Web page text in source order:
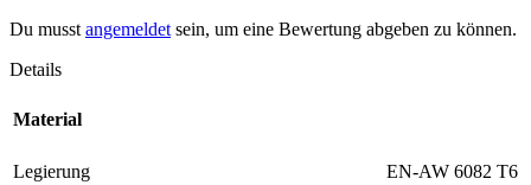
Du musst angemeldet sein, um eine Bewertung abgeben zu können.
Details
Material
Legierung
EN-AW 6082 T6